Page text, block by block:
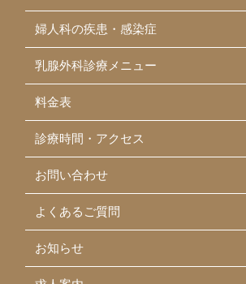
婦人科の疾患・感染症
乳腺外科診療メニュー
料金表
診療時間・アクセス
お問い合わせ
よくあるご質問
お知らせ